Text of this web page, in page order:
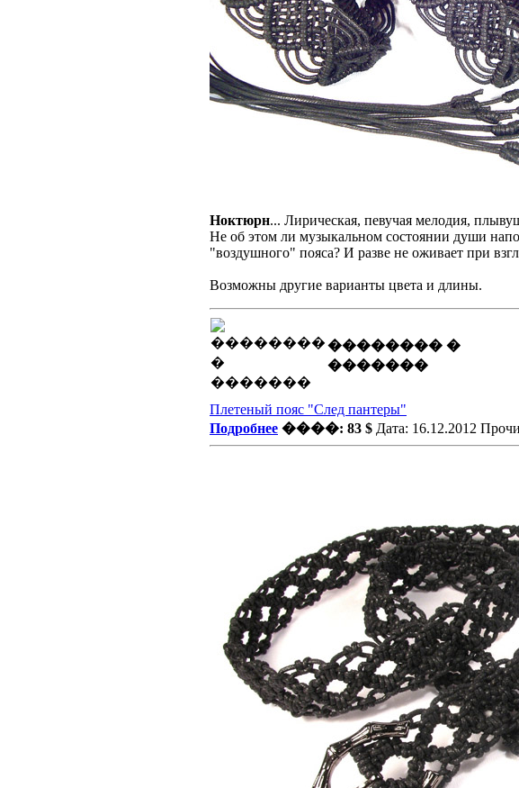
Ноктюрн... Лирическая, певучая мелодия,
Не об этом ли музыкальном состоянии души
"воздушного" пояса? И разве не оживает при
Возможны другие варианты цвета и длины.
�������� �
�������
Плетеный пояс "След пантеры"
Подробнее ����: 83 $ Дата: 16.12.2012